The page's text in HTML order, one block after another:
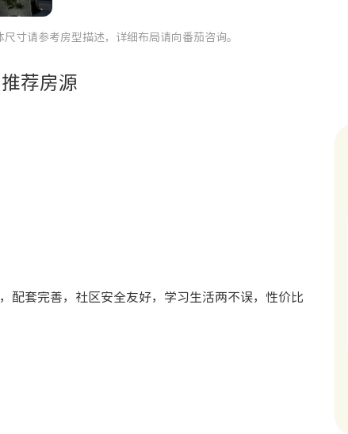
寸请参考房型描述，详细布局请向番茄咨询。
推荐房源
配套完善，社区安全友好，学习生活两不误，性价比